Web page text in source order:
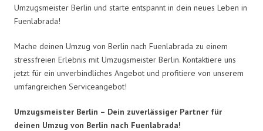
Umzugsmeister Berlin und starte entspannt in dein neues Leben in
Fuenlabrada!
Mache deinen Umzug von Berlin nach Fuenlabrada zu einem
stressfreien Erlebnis mit Umzugsmeister Berlin. Kontaktiere uns
jetzt für ein unverbindliches Angebot und profitiere von unserem
umfangreichen Serviceangebot!
Umzugsmeister Berlin – Dein zuverlässiger Partner für
deinen Umzug von Berlin nach Fuenlabrada!